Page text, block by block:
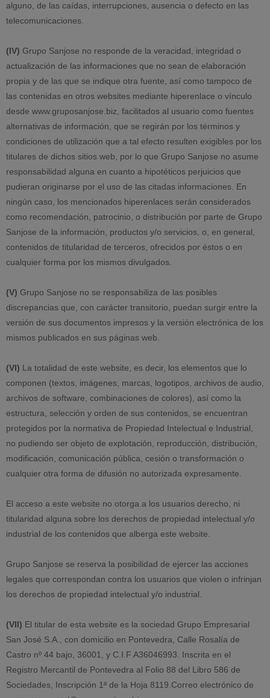
alguno, de las caídas, interrupciones, ausencia o defecto en las
telecomunicaciones.
(IV) Grupo Sanjose no responde de la veracidad, integridad o
actualización de las informaciones que no sean de elaboración
propia y de las que se indique otra fuente, así como tampoco de
las contenidas en otros websites mediante hiperenlace o vínculo
desde www.gruposanjose.biz, facilitados al usuario como fuentes
alternativas de información, que se regirán por los términos y
condiciones de utilización que a tal efecto resulten exigibles por los
titulares de dichos sitios web, por lo que Grupo Sanjose no asume
responsabilidad alguna en cuanto a hipotéticos perjuicios que
pudieran originarse por el uso de las citadas informaciones. En
ningún caso, los mencionados hiperenlaces serán considerados
como recomendación, patrocinio, o distribución por parte de Grupo
Sanjose de la información, productos y/o servicios, o, en general,
contenidos de titularidad de terceros, ofrecidos por éstos o en
cualquier forma por los mismos divulgados.
(V) Grupo Sanjose no se responsabiliza de las posibles
discrepancias que, con carácter transitorio, puedan surgir entre la
versión de sus documentos impresos y la versión electrónica de los
mismos publicados en sus páginas web.
(VI) La totalidad de este website, es decir, los elementos que lo
componen (textos, imágenes, marcas, logotipos, archivos de audio,
archivos de software, combinaciones de colores), así como la
estructura, selección y orden de sus contenidos, se encuentran
protegidos por la normativa de Propiedad Intelectual e Industrial,
no pudiendo ser objeto de explotación, reproducción, distribución,
modificación, comunicación pública, cesión o transformación o
cualquier otra forma de difusión no autorizada expresamente.
El acceso a este website no otorga a los usuarios derecho, ni
titularidad alguna sobre los derechos de propiedad intelectual y/o
industrial de los contenidos que alberga este website.
Grupo Sanjose se reserva la posibilidad de ejercer las acciones
legales que correspondan contra los usuarios que violen o infrinjan
los derechos de propiedad intelectual y/o industrial.
(VII) El titular de esta website es la sociedad Grupo Empresarial
San José S.A., con domicilio en Pontevedra, Calle Rosalía de
Castro nº 44 bajo, 36001, y C.I.F A36046993. Inscrita en el
Registro Mercantil de Pontevedra al Folio 88 del Libro 586 de
Sociedades, Inscripción 1ª de la Hoja 8119.Correo electrónico de